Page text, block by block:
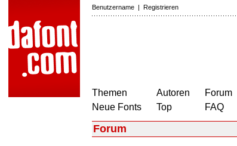
Benutzername | Registrieren
Themen
Neue Fonts
Autoren
Top
Forum
FAQ
Forum